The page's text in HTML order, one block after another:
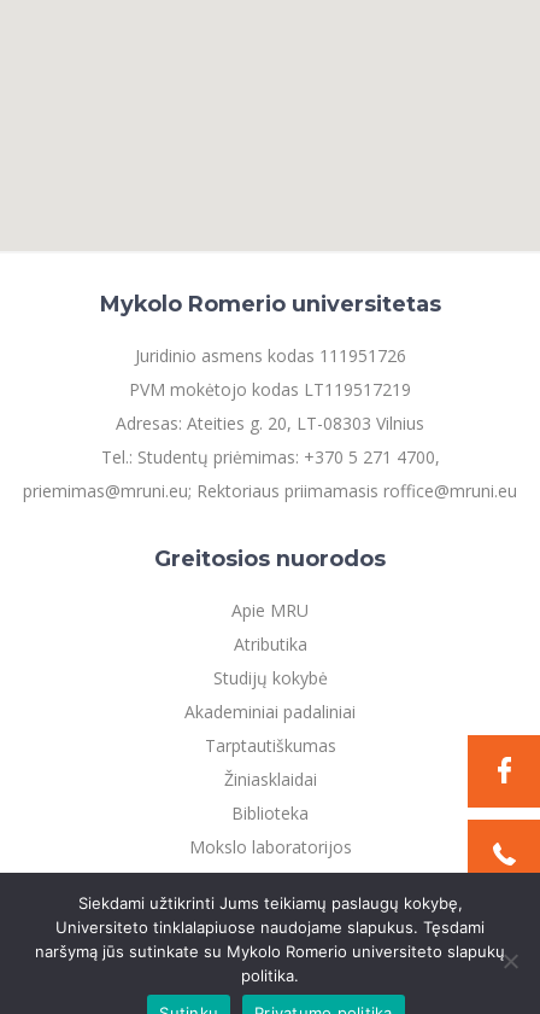
Mykolo Romerio universitetas
Juridinio asmens kodas 111951726
PVM mokėtojo kodas LT119517219
Adresas: Ateities g. 20, LT-08303 Vilnius
Tel.: Studentų priėmimas: +370 5 271 4700,
priemimas@mruni.eu; Rektoriaus priimamasis roffice@mruni.eu
Greitosios nuorodos
Apie MRU
Atributika
Studijų kokybė
Akademiniai padaliniai
Tarptautiškumas
Žiniasklaidai
Biblioteka
Mokslo laboratorijos
Privatumo politika
©2021 Mykolo Romerio universitetas. Visos teisės
saugomos
Siekdami užtikrinti Jums teikiamų paslaugų kokybę,
Universiteto tinklalapiuose naudojame slapukus. Tęsdami
naršymą jūs sutinkate su Mykolo Romerio universiteto slapukų
politika.